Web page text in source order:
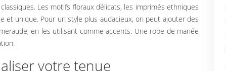
Les motifs floraux délicats, les imprimés ethniques
unique. Pour un style plus audacieux, on peut ajouter des
en les utilisant comme accents. Une robe de mariée
votre tenue